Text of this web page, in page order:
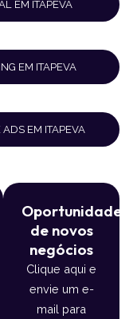
EM ITAPEVA
EM ITAPEVA
EM ITAPEVA
Oportunidade
de novos
negócios
Clique aqui e
envie um e-
mail para